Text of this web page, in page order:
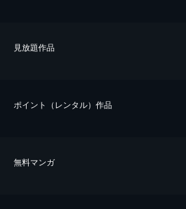
⾒放題作品
ポイント（レンタル）作品
無料マンガ